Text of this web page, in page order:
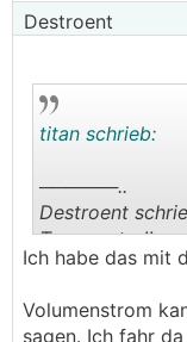
Destroent
titan schrieb:
──────..
Destroent
Temperatur!!
Oh man, ok
Ich habe das mit
Volumenstrom
sagen. Ich fahr